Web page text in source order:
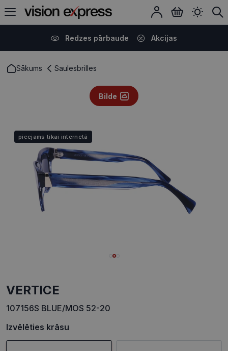
Redzes pārbaude Akcijas
Sākums Saulesbrilles
Bilde
pieejams tikai internetā
VERTICE
107156S BLUE/MOS 52-20
Izvēlēties krāsu